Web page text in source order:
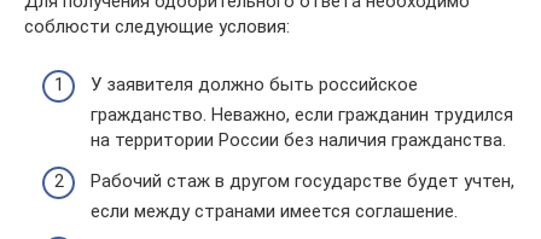
соблюсти следующие условия:
У заявителя должно быть российское
гражданство. Неважно, если гражданин трудился
на территории России без наличия гражданства.
Рабочий стаж в другом государстве будет учтен,
если между странами имеется соглашение.